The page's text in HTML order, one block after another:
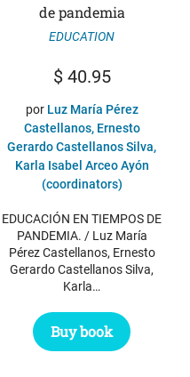
de pandemia
EDUCATION
$40.95
por Luz María Pérez
Castellanos, Ernesto
Gerardo Castellanos Silva,
Karla Isabel Arceo Ayón
(coordinators)
EDUCACIÓN EN TIEMPOS DE
PANDEMIA. / Luz María
Pérez Castellanos, Ernesto
Gerardo Castellanos Silva,
Karla…
Buy book